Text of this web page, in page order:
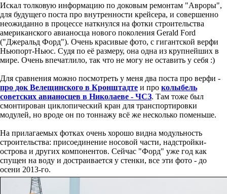
Искал толковую информацию по доковым ремонтам "Авроры",
для будущего поста про внутренности крейсера, и совершенно
неожиданно в процессе наткнулся на фотки строительства
американского авианосца нового поколения Gerald Ford
("Джеральд Форд"). Очень красивые фото, с гигантской верфи
Ньюпорт-Ньюс. Судя по её размеру, она одна из крупнейших в
мире. Очень впечатлило, так что не могу не оставить у себя :)
Для сравнения можно посмотреть у меня два поста про верфи -
про док Велещинского в Кронштадте и про колыбель
советских авианосцев в Николаеве - ЧСЗ. Там тоже был
смонтирован циклопический кран для транспортировки
модулей, но вроде он по тоннажу всё же несколько поменьше.
На прилагаемых фотках очень хорошо видна модульность
строительства: присоединение носовой части, надстройки-
острова и других компонентов. Сейчас "Форд" уже год как
спущен на воду и достраивается у стенки, все эти фото - до
осени 2013-го.